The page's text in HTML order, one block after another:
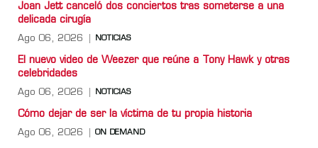
Joan Jett canceló dos conciertos tras someterse a una
delicada cirugía
Ago 06, 2026 NOTICIAS
El nuevo video de Weezer que reúne a Tony Hawk y otras
celebridades
Ago 06, 2026 NOTICIAS
Cómo dejar de ser la víctima de tu propia historia
Ago 06, 2026 ON DEMAND